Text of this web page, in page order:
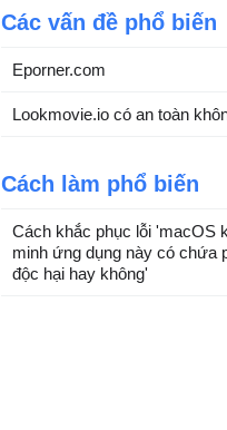
Các vấn đề phổ biến
Eporner.com
Lookmovie.io có an toàn
Cách làm phổ biến
Cách khắc phục lỗi 'macOS
minh ứng dụng này có chứa
độc hại hay không'